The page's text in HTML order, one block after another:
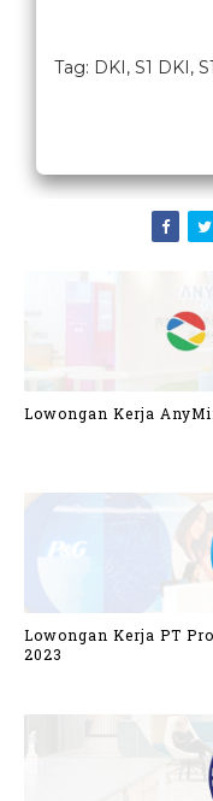
Tag: DKI, S1 DKI,
Lowongan Kerja
Lowongan Kerja PT
2023